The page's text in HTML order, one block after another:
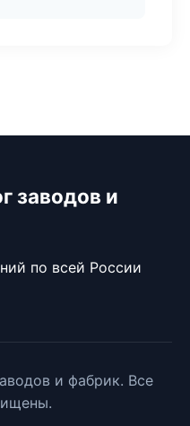
заводов и
по всей России
и фабрик. Все